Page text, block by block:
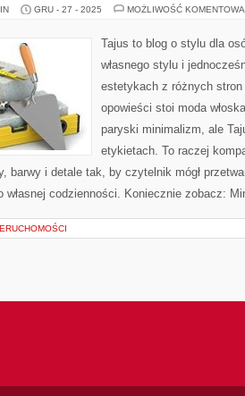
GRU - 27 - 2025 MOŻLIWOŚĆ
Tajus to blog o stylu dla
własnego stylu i
estetykach z różnych
opowieści stoi moda
paryski minimalizm, ale
etykietach. To raczej
barwy i detale tak, by czytelnik mógł
własnej codzienności. Koniecznie zobacz: